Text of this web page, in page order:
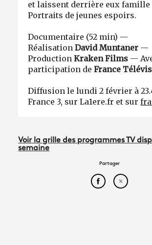
et laissent derrière eux famille
Portraits de jeunes espoirs.
Documentaire (52 min) —
RéalisationDavid Muntaner —
ProductionKraken Films —
participation deFrance
Diffusion le lundi 2 février à
France 3, sur La1ere.fr et sur
Voir la grille des programmes TV
semaine
Partager
Partager cet